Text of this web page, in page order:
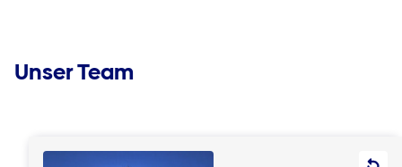
Unser Team